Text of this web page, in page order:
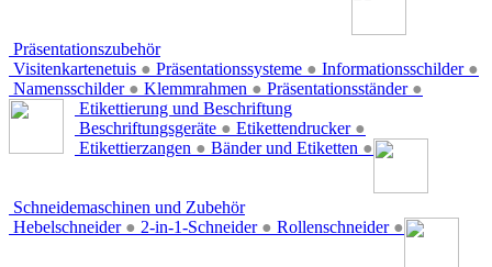
Präsentationszubehör
Visitenkartenetuis ● Präsentationssysteme ● Informationsschilder ●
Namensschilder ● Klemmrahmen ● Präsentationsständer ●
Etikettierung und Beschriftung
Beschriftungsgeräte ● Etikettendrucker ●
Etikettierzangen ● Bänder und Etiketten ●
Schneidemaschinen und Zubehör
Hebelschneider ● 2-in-1-Schneider ● Rollenschneider ●